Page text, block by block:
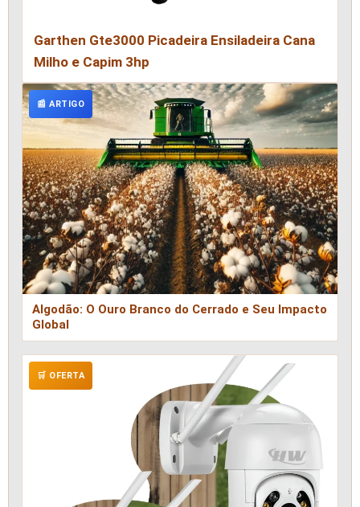
Garthen Gte3000 Picadeira Ensiladeira Cana
Milho e Capim 3hp
📰 ARTIGO
Algodão: O Ouro Branco do Cerrado e Seu Impacto
Global
🛒 OFERTA